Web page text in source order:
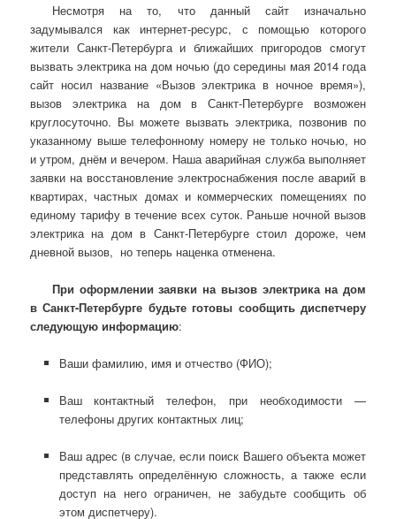
Несмотря на то, что данный сайт изначально
задумывался как интернет-ресурс, с помощью которого
жители Санкт-Петербурга и ближайших пригородов смогут
вызвать электрика на дом ночью (до середины мая 2014 года
сайт носил название «Вызов электрика в ночное время»),
вызов электрика на дом в Санкт-Петербурге возможен
круглосуточно. Вы можете вызвать электрика, позвонив по
указанному выше телефонному номеру не только ночью, но
и утром, днём и вечером. Наша аварийная служба выполняет
заявки на восстановление электроснабжения после аварий в
квартирах, частных домах и коммерческих помещениях по
единому тарифу в течение всех суток. Раньше ночной вызов
электрика на дом в Санкт-Петербурге стоил дороже, чем
дневной вызов, но теперь наценка отменена.
При оформлении заявки на вызов электрикана дом
в Санкт-Петербурге будьте готовы сообщить диспетчеру
следующую информацию:
Ваши фамилию, имя и отчество (ФИО);
Ваш контактный телефон, при необходимости —
телефоны других контактных лиц;
Ваш адрес (в случае, если поиск Вашего объекта может
представлять определённую сложность, а также если
доступ на него ограничен, не забудьте сообщить об
этом диспетчеру).